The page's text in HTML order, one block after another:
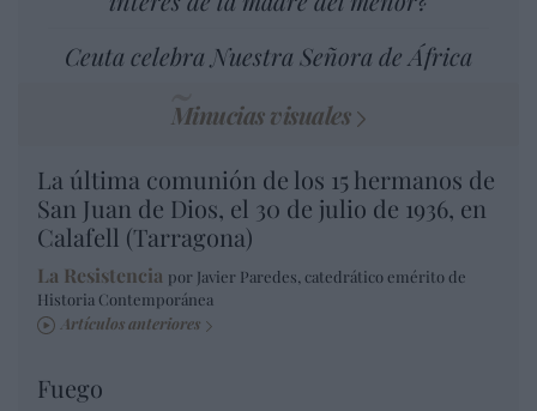
Ceuta celebra Nuestra Señora de África
Minucias visuales
La última comunión de los 15 hermanos de
San Juan de Dios, el 30 de julio de 1936, en
Calafell (Tarragona)
La Resistencia por Javier Paredes, catedrático emérito de
Historia Contemporánea
Artículos anteriores
Fuego